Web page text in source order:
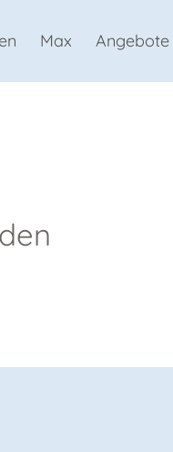
Max Angebote